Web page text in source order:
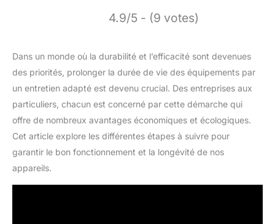
4.9/5 - (9 votes)
Dans un monde où la durabilité et l’efficacité sont devenues
des priorités, prolonger la durée de vie des équipements par
un entretien adapté est devenu crucial. Des entreprises aux
particuliers, chacun est concerné par cette démarche qui
offre de nombreux avantages économiques et écologiques.
Cet article explore les différentes étapes à suivre pour
garantir le bon fonctionnement et la longévité de nos
appareils.